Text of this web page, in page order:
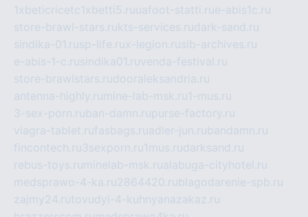
1xbeticricetc1xbetti5.ruuafoot-statti.rue-abis1c.ru
store-brawl-stars.rukts-services.rudark-sand.ru
sindika-01.rusp-life.rux-legion.rusib-archives.ru
e-abis-1-c.rusindika01.ruvenda-festival.ru
store-brawlstars.rudooraleksandria.ru
antenna-highly.ru mine-lab-msk.ru1-mus.ru
3-sex-porn.ruban-damn.rupurse-factory.ru
viagra-tablet.rufasbags.ruadler-jun.rubandamn.ru
fincontech.ru3sexporn.ru1mus.rudarksand.ru
rebus-toys.ru minelab-msk.rualabuga-cityhotel.ru
medsprawo-4-ka.ru2864420.rublagodarenie-spb.ru
zajmy24.rutovudyi-4-kuhnyanazakaz.ru